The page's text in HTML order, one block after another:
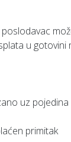
u gotovini
uz pojedina
primitak